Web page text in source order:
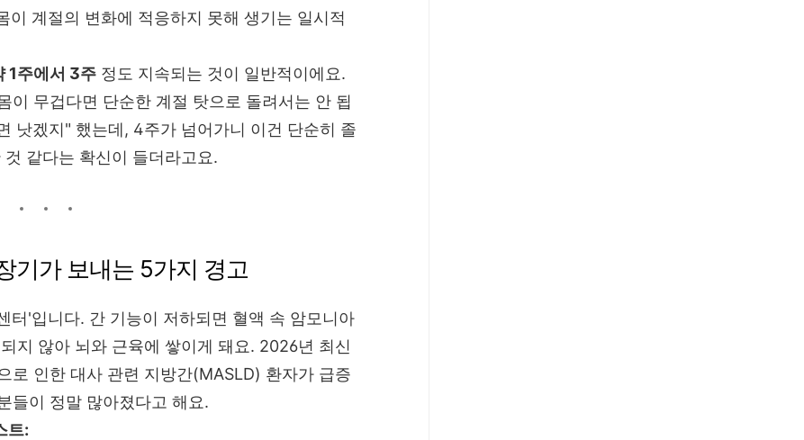
이 계절의 변화에 적응하지 못해 생기는 일시적
1주에서 3주 정도 지속되는 것이 일반적이에요.
이 무겁다면 단순한 계절 탓으로 돌려서는 안 됩
낫겠지" 했는데, 4주가 넘어가니 이건 단순히 졸
같다는 확신이 들더라고요.
기가 보내는 5가지 경고
터'입니다. 간 기능이 저하되면 혈액 속 암모니아
지 않아 뇌와 근육에 쌓이게 돼요. 2026년 최신
로 인한 대사 관련 지방간(MASLD) 환자가 급증
들이 정말 많아졌다고 해요.
트: